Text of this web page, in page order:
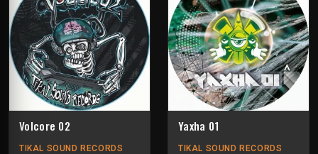
Volcore 02
TIKAL SOUND RECORDS
Yaxha 01
TIKAL SOUND RECORDS